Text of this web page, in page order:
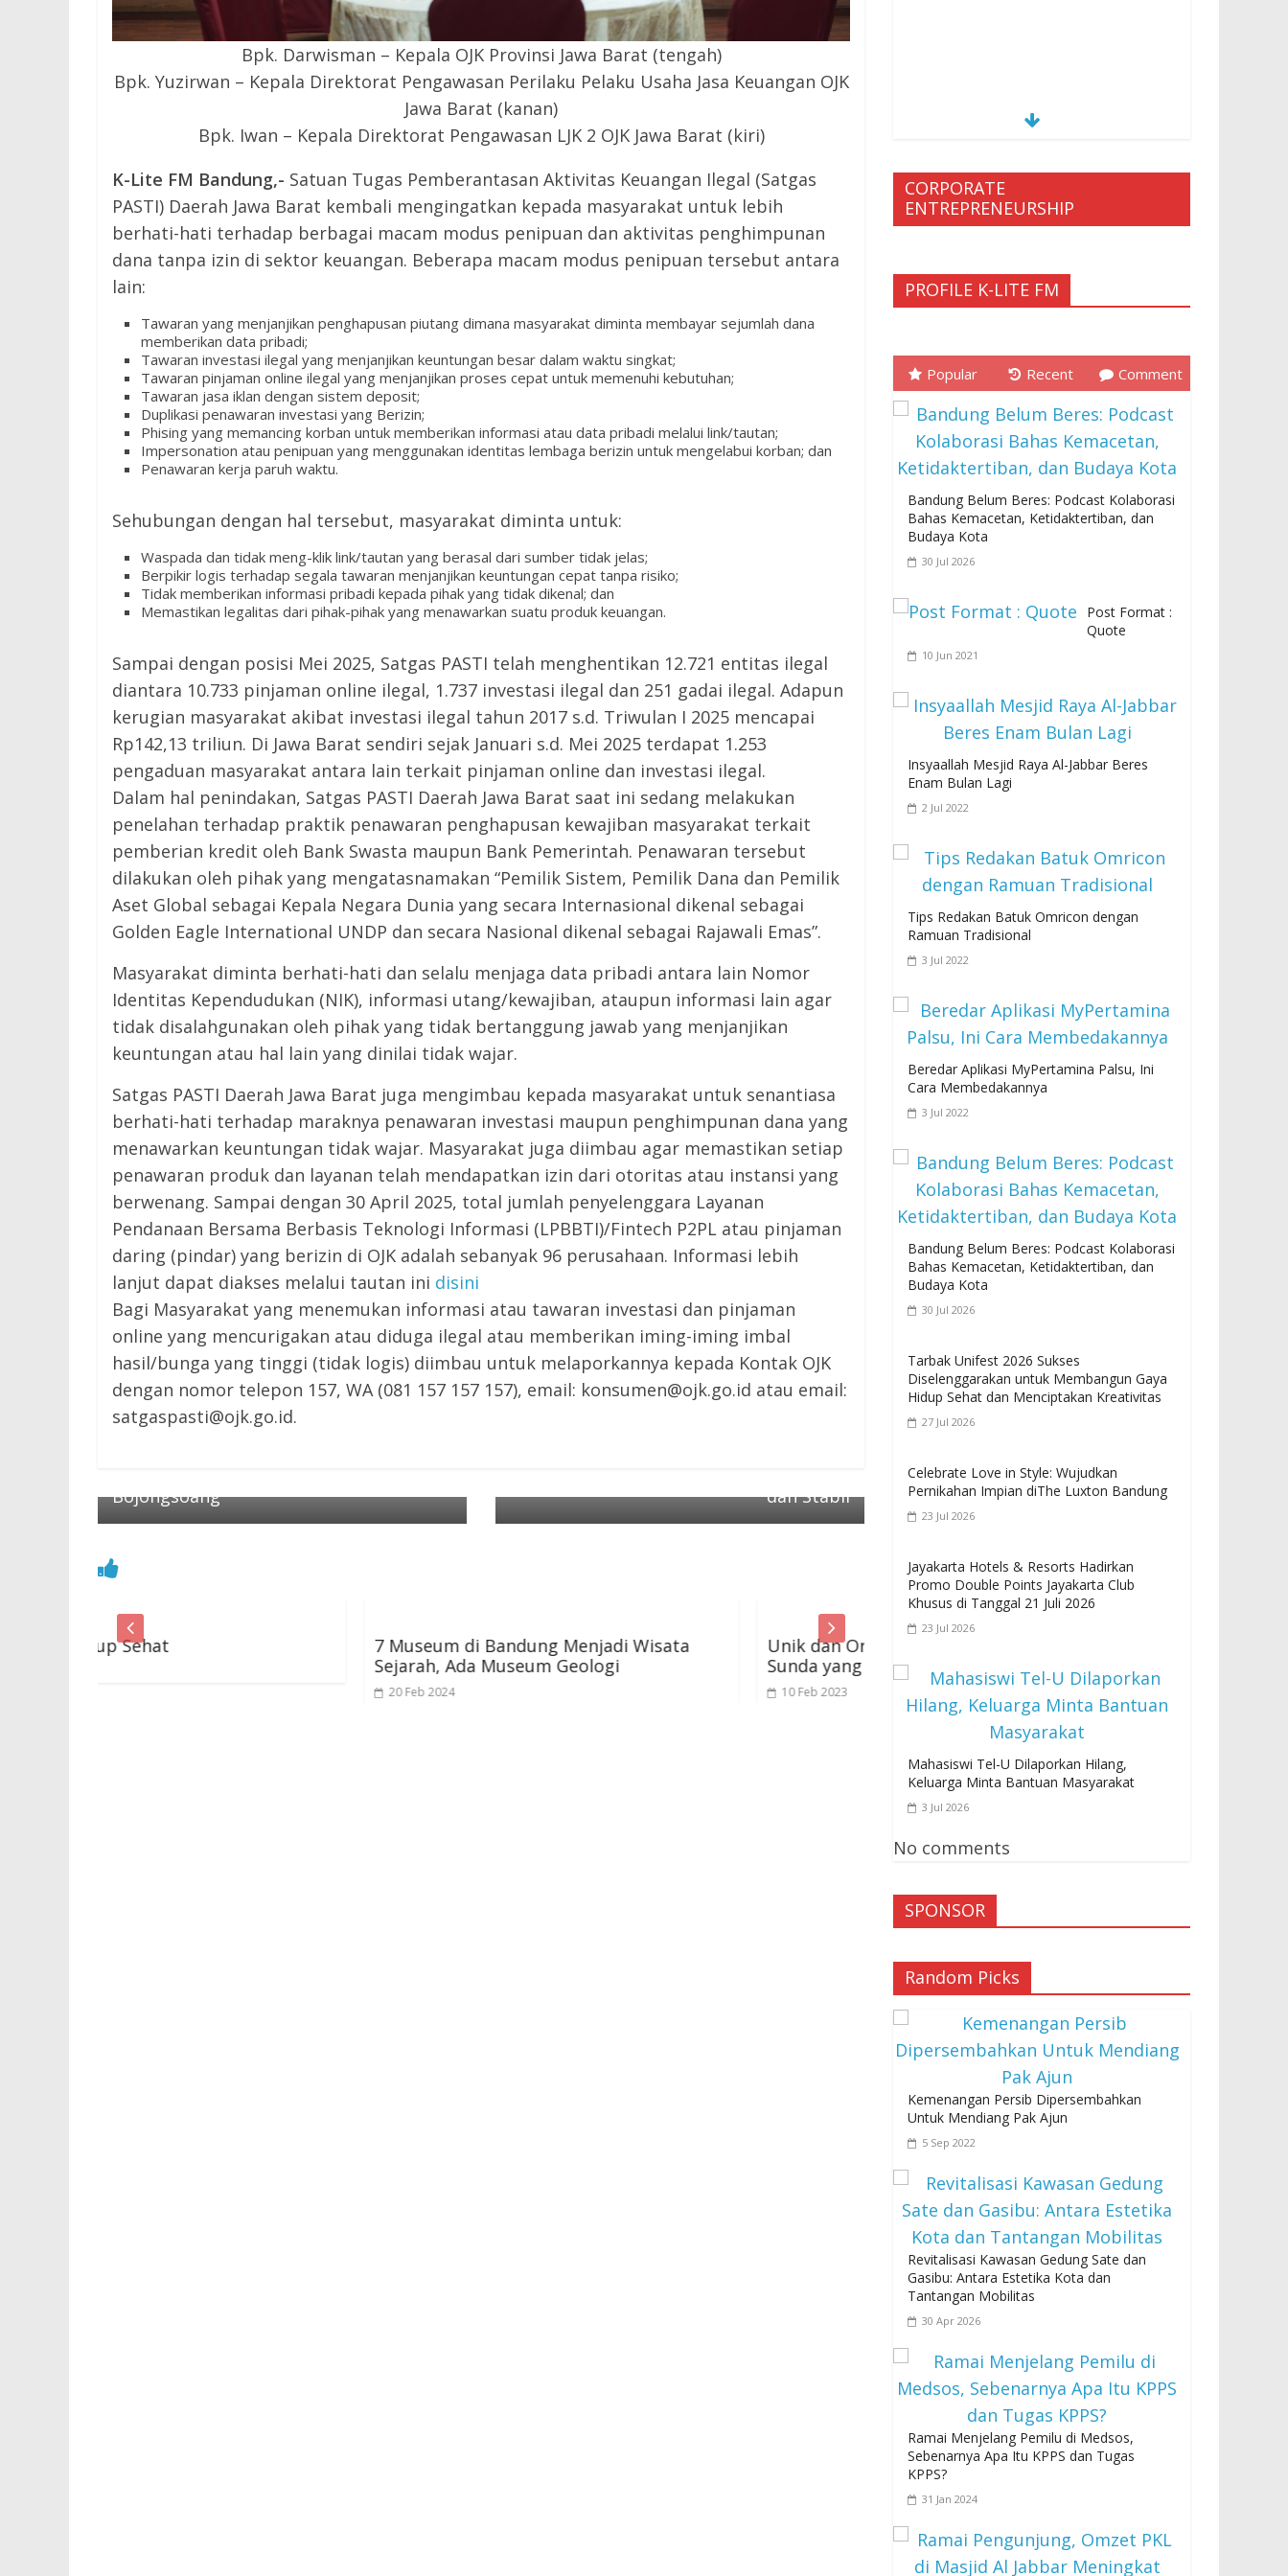
Bpk. Darwisman – Kepala OJK Provinsi Jawa Barat (tengah)
⁠Bpk. Yuzirwan – Kepala Direktorat Pengawasan Perilaku Pelaku Usaha Jasa Keuangan OJK
Jawa Barat (kanan)
Bpk. Iwan – Kepala Direktorat Pengawasan LJK 2 OJK Jawa Barat (kiri)
K-Lite FM Bandung,- Satuan Tugas Pemberantasan Aktivitas Keuangan Ilegal (Satgas
PASTI) Daerah Jawa Barat kembali mengingatkan kepada masyarakat untuk lebih
berhati-hati terhadap berbagai macam modus penipuan dan aktivitas penghimpunan
dana tanpa izin di sektor keuangan. Beberapa macam modus penipuan tersebut antara
lain:
Tawaran yang menjanjikan penghapusan piutang dimana masyarakat diminta membayar sejumlah dana
memberikan data pribadi;
Tawaran investasi ilegal yang menjanjikan keuntungan besar dalam waktu singkat;
Tawaran pinjaman online ilegal yang menjanjikan proses cepat untuk memenuhi kebutuhan;
Tawaran jasa iklan dengan sistem deposit;
Duplikasi penawaran investasi yang Berizin;
Phising yang memancing korban untuk memberikan informasi atau data pribadi melalui link/tautan;
Impersonation atau penipuan yang menggunakan identitas lembaga berizin untuk mengelabui korban; dan
Penawaran kerja paruh waktu.
Sehubungan dengan hal tersebut, masyarakat diminta untuk:
Waspada dan tidak meng-klik link/tautan yang berasal dari sumber tidak jelas;
Berpikir logis terhadap segala tawaran menjanjikan keuntungan cepat tanpa risiko;
Tidak memberikan informasi pribadi kepada pihak yang tidak dikenal; dan
Memastikan legalitas dari pihak-pihak yang menawarkan suatu produk keuangan.
Sampai dengan posisi Mei 2025, Satgas PASTI telah menghentikan 12.721 entitas ilegal
diantara 10.733 pinjaman online ilegal, 1.737 investasi ilegal dan 251 gadai ilegal. Adapun
kerugian masyarakat akibat investasi ilegal tahun 2017 s.d. Triwulan I 2025 mencapai
Rp142,13 triliun. Di Jawa Barat sendiri sejak Januari s.d. Mei 2025 terdapat 1.253
pengaduan masyarakat antara lain terkait pinjaman online dan investasi ilegal.
Dalam hal penindakan, Satgas PASTI Daerah Jawa Barat saat ini sedang melakukan
penelahan terhadap praktik penawaran penghapusan kewajiban masyarakat terkait
pemberian kredit oleh Bank Swasta maupun Bank Pemerintah. Penawaran tersebut
dilakukan oleh pihak yang mengatasnamakan “Pemilik Sistem, Pemilik Dana dan Pemilik
Aset Global sebagai Kepala Negara Dunia yang secara Internasional dikenal sebagai
Golden Eagle International UNDP dan secara Nasional dikenal sebagai Rajawali Emas”.
Masyarakat diminta berhati-hati dan selalu menjaga data pribadi antara lain Nomor
Identitas Kependudukan (NIK), informasi utang/kewajiban, ataupun informasi lain agar
tidak disalahgunakan oleh pihak yang tidak bertanggung jawab yang menjanjikan
keuntungan atau hal lain yang dinilai tidak wajar.
Satgas PASTI Daerah Jawa Barat juga mengimbau kepada masyarakat untuk senantiasa
berhati-hati terhadap maraknya penawaran investasi maupun penghimpunan dana yang
menawarkan keuntungan tidak wajar. Masyarakat juga diimbau agar memastikan setiap
penawaran produk dan layanan telah mendapatkan izin dari otoritas atau instansi yang
berwenang. Sampai dengan 30 April 2025, total jumlah penyelenggara Layanan
Pendanaan Bersama Berbasis Teknologi Informasi (LPBBTI)/Fintech P2PL atau pinjaman
daring (pindar) yang berizin di OJK adalah sebanyak 96 perusahaan. Informasi lebih
lanjut dapat diakses melalui tautan ini disini
Bagi Masyarakat yang menemukan informasi atau tawaran investasi dan pinjaman
online yang mencurigakan atau diduga ilegal atau memberikan iming-iming imbal
hasil/bunga yang tinggi (tidak logis) diimbau untuk melaporkannya kepada Kontak OJK
dengan nomor telepon 157, WA (081 157 157 157), email: konsumen@ojk.go.id atau email:
satgaspasti@ojk.go.id.
← Previous
Bojongsoang
dan Stabil
7 Museum di Bandung Menjadi Wisata
Sejarah, Ada Museum Geologi
Unik dan Orisinal, Ini Deretan Jajanan
Sunda yang Wajib Dicicipi
Tips Gaya Hidup Sehat
3 Jan 2024
CORPORATE
ENTREPRENEURSHIP
PROFILE K-LITE FM
Popular Recent Comment
Bandung Belum Beres: Podcast Kolaborasi
Bahas Kemacetan, Ketidaktertiban, dan
Budaya Kota
30 Jul 2026
Post Format :
Quote
10 Jun 2021
Insyaallah Mesjid Raya Al-Jabbar Beres
Enam Bulan Lagi
2 Jul 2022
Tips Redakan Batuk Omricon dengan
Ramuan Tradisional
3 Jul 2022
Beredar Aplikasi MyPertamina Palsu, Ini
Cara Membedakannya
3 Jul 2022
Bandung Belum Beres: Podcast Kolaborasi
Bahas Kemacetan, Ketidaktertiban, dan
Budaya Kota
30 Jul 2026
Tarbak Unifest 2026 Sukses
Diselenggarakan untuk Membangun Gaya
Hidup Sehat dan Menciptakan Kreativitas
27 Jul 2026
Celebrate Love in Style: Wujudkan
Pernikahan Impian diThe Luxton Bandung
23 Jul 2026
Jayakarta Hotels & Resorts Hadirkan
Promo Double Points Jayakarta Club
Khusus di Tanggal 21 Juli 2026
23 Jul 2026
Mahasiswi Tel-U Dilaporkan Hilang,
Keluarga Minta Bantuan Masyarakat
3 Jul 2026
No comments
SPONSOR
Random Picks
Kemenangan Persib Dipersembahkan
Untuk Mendiang Pak Ajun
5 Sep 2022
Revitalisasi Kawasan Gedung Sate dan
Gasibu: Antara Estetika Kota dan
Tantangan Mobilitas
30 Apr 2026
Ramai Menjelang Pemilu di Medsos,
Sebenarnya Apa Itu KPPS dan Tugas
KPPS?
31 Jan 2024